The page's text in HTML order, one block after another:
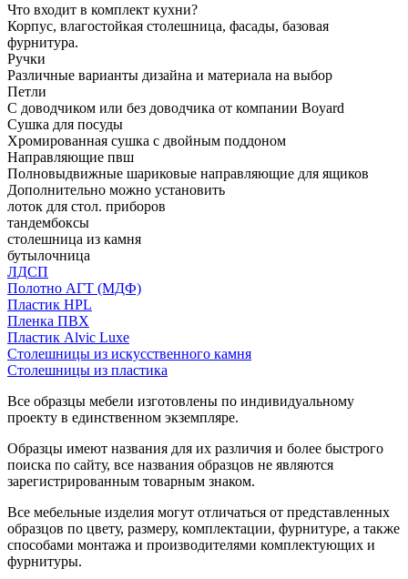
Что входит в комплект кухни?
Корпус, влагостойкая столешница, фасады, базовая
фурнитура.
Ручки
Различные варианты дизайна и материала на выбор
Петли
С доводчиком или без доводчика от компании Boyard
Сушка для посуды
Хромированная сушка с двойным поддоном
Направляющие пвш
Полновыдвижные шариковые направляющие для ящиков
Дополнительно можно установить
лоток для стол. приборов
тандембоксы
столешница из камня
бутылочница
ЛДСП
Полотно АГТ (МДФ)
Пластик HPL
Пленка ПВХ
Пластик Alvic Luxe
Столешницы из искусственного камня
Столешницы из пластика
Все образцы мебели изготовлены по индивидуальному
проекту в единственном экземпляре.
Образцы имеют названия для их различия и более быстрого
поиска по сайту, все названия образцов не являются
зарегистрированным товарным знаком.
Все мебельные изделия могут отличаться от представленных
образцов по цвету, размеру, комплектации, фурнитуре, а также
способами монтажа и производителями комплектующих и
фурнитуры.